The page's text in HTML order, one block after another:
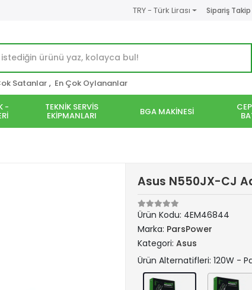
TRY - Türk Lirası Sipariş Takip
Satanlar , En Çok Oylananlar
- TEKNİK SERVİS
EKİPMANLARI BGA MAKİNESİ
Asus N550JX-CJ
Ürün Kodu: 4EM46844
Marka: ParsPower
Kategori: Asus
Ürün Alternatifleri: 120W -